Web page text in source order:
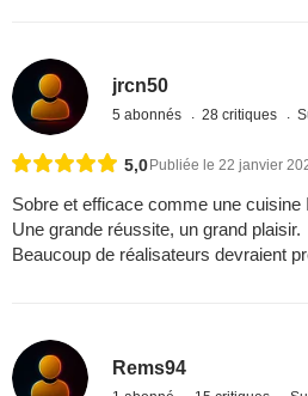
jrcn50
5 abonnés 28 critiques
5,0Publiée le 22 janvier
Sobre et efficace comme une cuisine
Une grande réussite, un grand plaisir.
Beaucoup de réalisateurs devraient
Rems94